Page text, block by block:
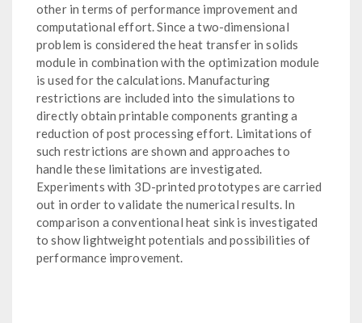
other in terms of performance improvement and
computational effort. Since a two-dimensional
problem is considered the heat transfer in solids
module in combination with the optimization module
is used for the calculations. Manufacturing
restrictions are included into the simulations to
directly obtain printable components granting a
reduction of post processing effort. Limitations of
such restrictions are shown and approaches to
handle these limitations are investigated.
Experiments with 3D-printed prototypes are carried
out in order to validate the numerical results. In
comparison a conventional heat sink is investigated
to show lightweight potentials and possibilities of
performance improvement.